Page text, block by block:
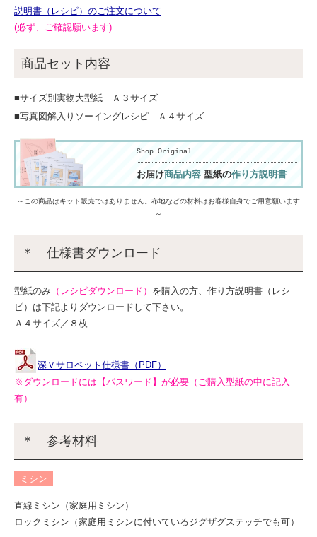
説明書（レシピ）のご注文について
(必ず、ご確認願います)
商品セット内容
■サイズ別実物大型紙 Ａ３サイズ
■写真図解入りソーイングレシピ Ａ４サイズ
Shop Original
お届け商品内容型紙の作り方説明書
～この商品はキット販売ではありません。布地などの材料はお客様自身でご用意願います
～
＊ 仕様書ダウンロード
型紙のみ （レシピダウンロード） を購入の方、作り方説明書（レシ
ピ）は下記よりダウンロードして下さい。
Ａ４サイズ／８枚
深Ｖサロペット仕様書（PDF）
※ダウンロードには【パスワード】が必要（ご購入型紙の中に記入
有）
＊ 参考材料
ミシン
直線ミシン（家庭用ミシン）
ロックミシン（家庭用ミシンに付いているジグザグステッチでも可）